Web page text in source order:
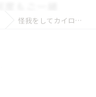
怪我をしてカイロに出会い、